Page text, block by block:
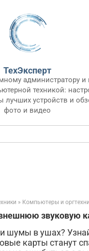
ТехЭксперт
администратору и
техникой:
лучших устройств и
фото и видео
» Компьютеры и
звуковую
шумы в ушах?
карты станут